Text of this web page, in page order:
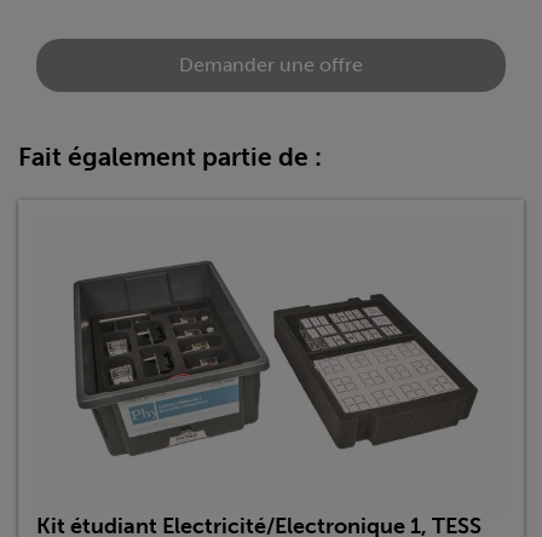
Demander une offre
Fait également partie de :
Kit étudiant Electricité/Electronique 1, TESS